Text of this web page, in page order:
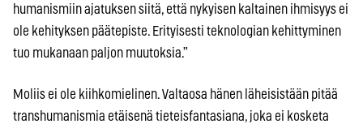
humanismiin ajatuksen siitä, että nykyisen kaltainen ihmisyys ei
ole kehityksen päätepiste. Erityisesti teknologian kehittyminen
tuo mukanaan paljon muutoksia.”
Moliis ei ole kiihkomielinen. Valtaosa hänen läheisistään pitää
transhumanismia etäisenä tieteisfantasiana, joka ei kosketa